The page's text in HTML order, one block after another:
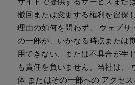
撤回または変更する権利を留保
理由の如何を問わず、 ウェブサ
の一部が、いかなる時点または
用できない、または不具合が生
も責任を負いません。当社は、
体 またはその一部への アクセ